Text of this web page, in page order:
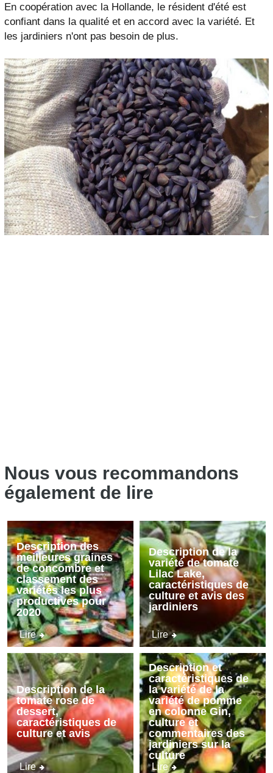
En coopération avec la Hollande, le résident d'été est
confiant dans la qualité et en accord avec la variété. Et
les jardiniers n'ont pas besoin de plus.
Nous vous recommandons
également de lire
Description des
meilleures graines
de concombre et
classement des
variétés les plus
productives pour
2020
Lire
Description de la
variété de tomate
Lilac Lake,
caractéristiques de
culture et avis des
jardiniers
Lire
Description de la
tomate rose de
dessert,
caractéristiques de
culture et avis
Lire
Description et
caractéristiques de
la variété de la
variété de pomme
en colonne Gin,
culture et
commentaires des
jardiniers sur la
culture
Lire